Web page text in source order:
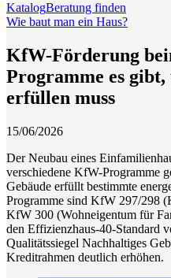
KatalogBeratung finden
Wie baut man ein Haus?
KfW-Förderung
Programme es
erfüllen muss
15/06/2026
Der Neubau eines
verschiedene KfW-Programme
Gebäude erfüllt bestimmte
Programme sind KfW 297/298
KfW 300 (Wohneigentum für
den Effizienzhaus-40-Standard
Qualitätssiegel Nachhaltiges
Kreditrahmen deutlich erhöhen.